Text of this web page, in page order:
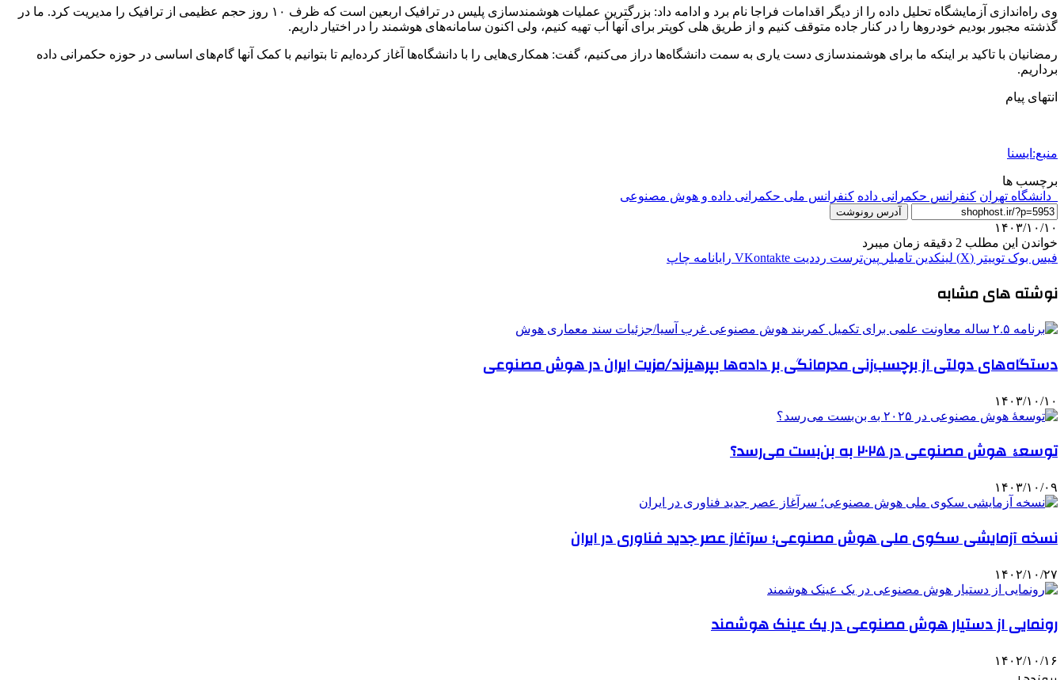
وی راه‌اندازی آزمایشگاه تحلیل داده را از دیگر اقدامات فراجا نام برد و ادامه داد: بزرگترین عملیات هوشمندسازی پلیس در ترافیک اربعین است که ظرف ۱۰ روز حجم عظیمی از ترافیک را مدیریت کرد. ما در
گذشته مجبور بودیم خودروها را در کنار جاده متوقف کنیم و از طریق هلی کوپتر برای آنها آب تهیه کنیم، ولی اکنون سامانه‌های هوشمند را در اختیار داریم.
رمضانیان با تاکید بر اینکه ما برای هوشمندسازی دست یاری به سمت دانشگاه‌ها دراز می‌کنیم، گفت: همکاری‌هایی را با دانشگاه‌ها آغاز کرده‌ایم تا بتوانیم با کمک آنها گام‌های اساسی در حوزه‌ حکمرانی داده
برداریم.
انتهای پیام
منبع:ایسنا
برچسب ها
_دانشگاه تهران کنفرانس حکمرانی داده کنفرانس ملی حکمرانی داده و هوش مصنوعی
آدرس رونوشت
۱۴۰۳/۱۰/۱۰
خواندن این مطلب 2 دقیقه زمان میبرد
فیس بوک توییتر (X) لینکدین ‫تامبلر ‫پین‌ترست ‫رددیت ‫VKontakte رایانامه چاپ
نوشته های مشابه
دستگاه‌های دولتی از برچسب‌زنی محرمانگی بر داده‌ها بپرهیزند/مزیت ایران در هوش مصنوعی
۱۴۰۳/۱۰/۱۰
توسعۀ هوش مصنوعی در ۲۰۲۵ به بن‌بست می‌رسد؟
۱۴۰۳/۱۰/۰۹
نسخه آزمایشی سکوی ملی هوش مصنوعی؛ سرآغاز عصر جدید فناوری در ایران
۱۴۰۲/۱۰/۲۷
رونمایی از دستیار هوش مصنوعی در یک عینک هوشمند
۱۴۰۲/۱۰/۱۶